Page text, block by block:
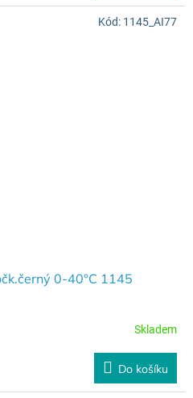
0-40°C 1145
Skladem
Do košíku
Kód: 1145_AI77